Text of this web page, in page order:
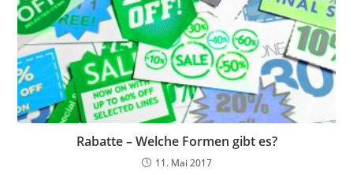
Rabatte – Welche Formen gibt es?
11. Mai 2017